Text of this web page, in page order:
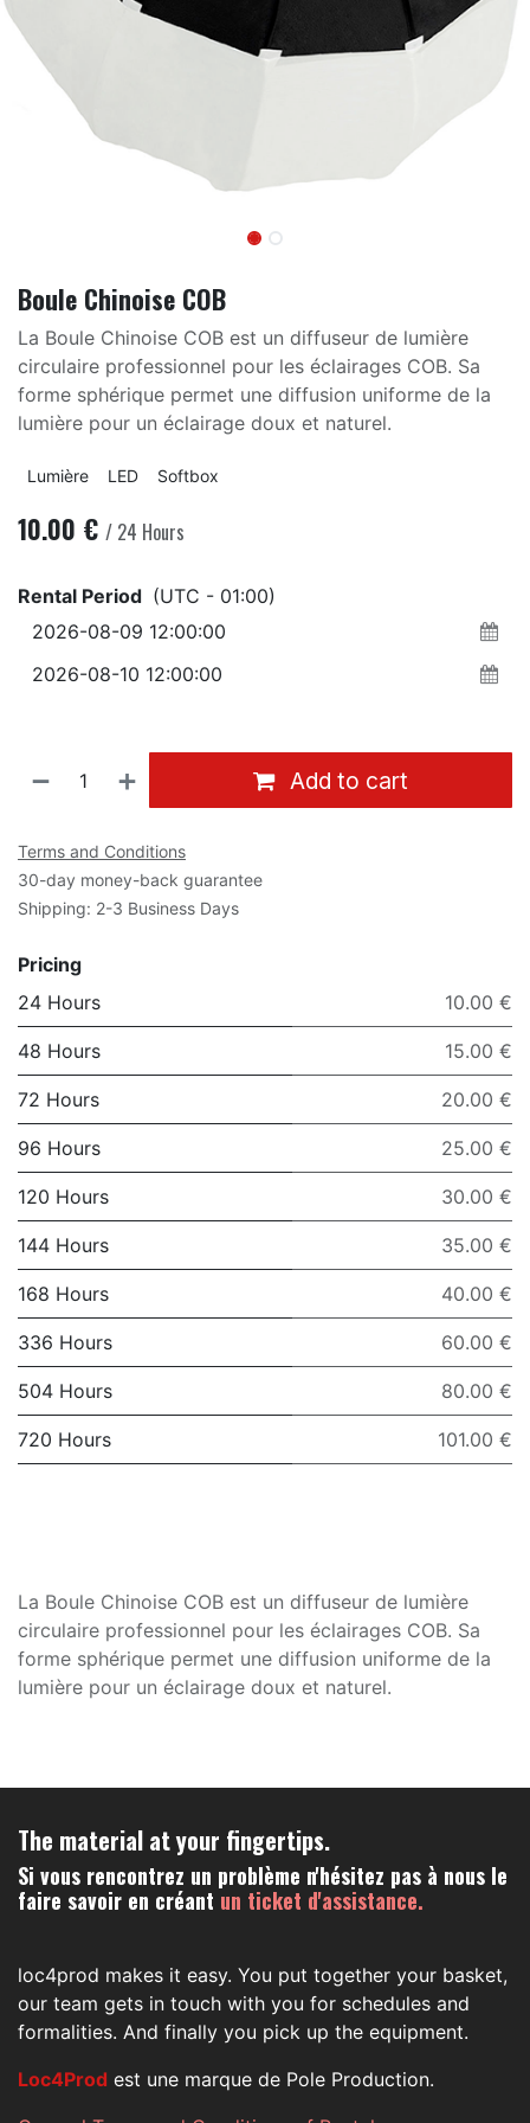
Boule Chinoise COB
La Boule Chinoise COB est un diffuseur de lumière
circulaire professionnel pour les éclairages COB. Sa
forme sphérique permet une diffusion uniforme de la
lumière pour un éclairage doux et naturel.
Lumière LED Softbox
10.00 € / 24 Hours
Rental Period (UTC - 01:00)
Add to cart
Terms and Conditions
30-day money-back guarantee
Shipping: 2-3 Business Days
Pricing
24 Hours
10.00 €
48 Hours 15.00 €
72 Hours 20.00 €
96 Hours 25.00 €
120 Hours 30.00 €
144 Hours 35.00 €
168 Hours 40.00 €
336 Hours 60.00 €
504 Hours 80.00 €
720 Hours 101.00 €
La Boule Chinoise COB est un diffuseur de lumière
circulaire professionnel pour les éclairages COB. Sa
forme sphérique permet une diffusion uniforme de la
lumière pour un éclairage doux et naturel.
The material at your fingertips.
Si vous rencontrez un problème n'hésitez pas à nous le
faire savoir en créant un ticket d'assistance.
loc4prod makes it easy. You put together your basket,
our team gets in touch with you for schedules and
formalities. And finally you pick up the equipment.
Loc4Prod est une marque de Pole Production.